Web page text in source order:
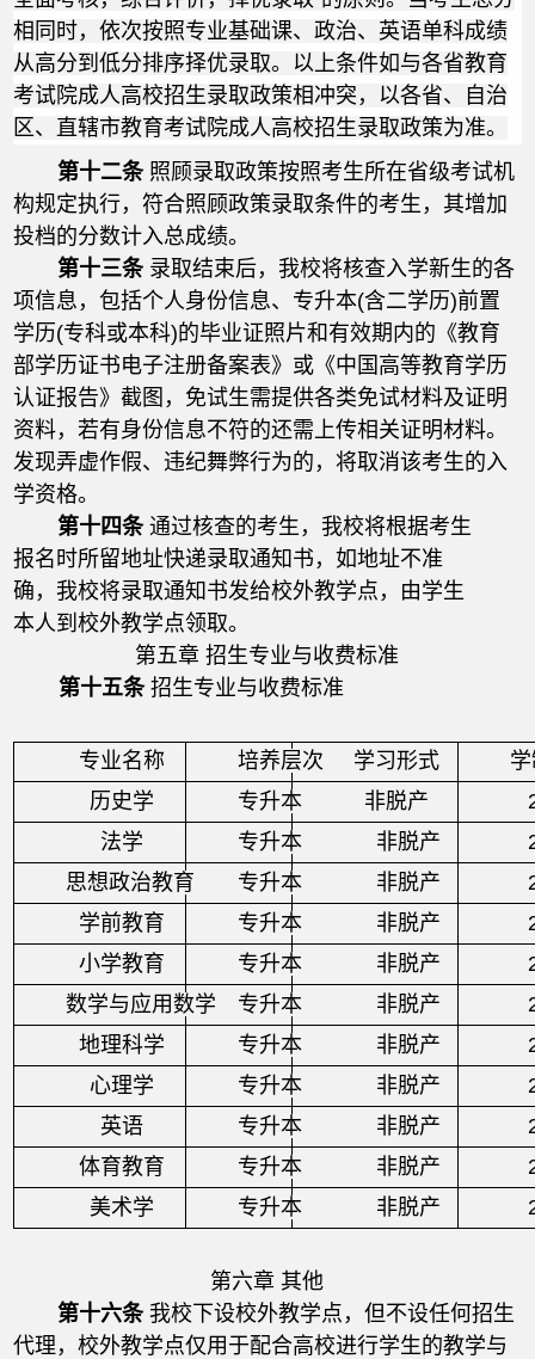
相同时，依次按照专业基础课、政治、英语单科成绩
从高分到低分排序择优录取。以上条件如与各省教育
考试院成人高校招生录取政策相冲突，以各省、自治
区、直辖市教育考试院成人高校招生录取政策为准。
第十二条 照顾录取政策按照考生所在省级考试机
构规定执行，符合照顾政策录取条件的考生，其增加
投档的分数计入总成绩。
第十三条 录取结束后，我校将核查入学新生的各
项信息，包括个人身份信息、专升本(含二学历)前置
学历(专科或本科)的毕业证照片和有效期内的《教育
部学历证书电子注册备案表》或《中国高等教育学历
认证报告》截图，免试生需提供各类免试材料及证明
资料，若有身份信息不符的还需上传相关证明材料。
发现弄虚作假、违纪舞弊行为的，将取消该考生的入
学资格。
第十四条通过核查的考生，我校将根据考生
报名时所留地址快递录取通知书，如地址不准
确，我校将录取通知书发给校外教学点，由学生
本人到校外教学点领取。
第五章 招生专业与收费标准
第十五条招生专业与收费标准
专业名称 培养层次 学习形式
历史学
专升本 非脱产
法学
专升本 非脱产
思想政治教育
专升本 非脱产
学前教育
专升本 非脱产
小学教育
专升本 非脱产
数学与应用数学
专升本 非脱产
地理科学
专升本 非脱产
心理学
专升本 非脱产
英语
专升本 非脱产
体育教育
专升本 非脱产
美术学
专升本 非脱产
第六章 其他
第十六条 我校下设校外教学点，但不设任何招生
代理，校外教学点仅用于配合高校进行学生的教学与